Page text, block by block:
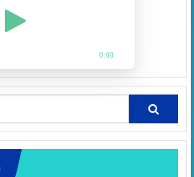
0:00